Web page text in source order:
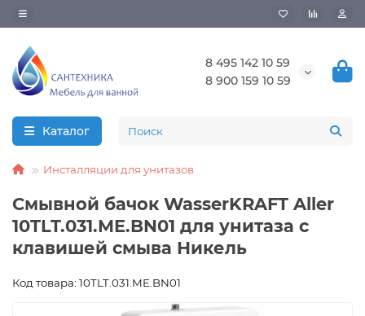
8 495 142 10 59
8 900 159 10 59
Каталог
Инсталляции для унитазов
Смывной бачок WasserKRAFT Aller
10TLT.031.ME.BN01 для унитаза с
клавишей смыва Никель
Код товара: 10TLT.031.ME.BN01